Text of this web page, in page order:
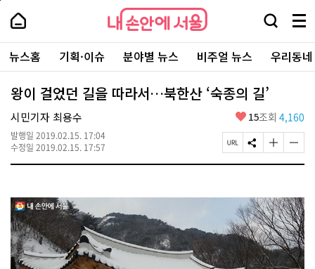
본
로
가
내
손
안
에
서
울
-
서
울
시
대
표
소
털
내
손
에
울
검
창
열
기
메
뉴
전
체
보
주
요
서
뉴스홈 기획·이슈 분야별 뉴스 비주얼 뉴스 우리동
왕이 걸었던 길을 따라서…북한산 ‘숙종의 길’
시민기자 최용수
발행일 2019.02.15. 17:04
수정일 2019.02.15. 17:57
좋
요
15조회 4,160
페
이
R
L
복
사
S
N
유
하
기
글
자
크
게
변
경
하
기
글
자
작
게
변
경
하
기
페
상
단
로